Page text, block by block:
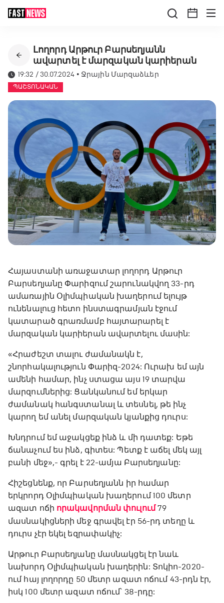
Լողորդ Արթուր Բարսեղյանն
ավարտել է մարզական կարիերան
19:32 / 30.07.2024 • Ջրային Մարզաձևեր
ՊԱՇՏՈՆԱԿԱՆ
Հայաստանի առաջատար լողորդ Արթուր
Բարսեղյանը Փարիզում շարունակվող 33-րդ
ամառային Օլիմպիական խաղերում ելույթ
ունենալուց հետո ինստագրամյան էջում
կատարած գրառմամբ հայտարարել է
մարզական կարիերան ավարտելու մասին:
«Հրաժեշտ տալու ժամանակն է,
շնորհակալություն Փարիզ-2024: Ուրախ եմ այն
ամենի համար, ինչ ստացա այս 19 տարվա
մարզումներից: Ցանկանում եմ երկար
ժամանակ հանգստանալ և տեսնել, թե ինչ
կարող եմ անել մարզական կյանքից դուրս:
Խնդրում եմ աջակցեք ինձ և մի դատեք: Եթե
ճանաչում ես ինձ, գիտես: Պետք է աճել մեկ այլ
բանի մեջ»,- գրել է 22-ամյա Բարսեղյանը:
Հիշեցնենք, որ Բարսեղյանն իր համար
երկրորդ Օլիմպիական խաղերում 100 մետր
ազատ ոճի որակավորման փուլում79
մասնակիցների մեջ գրավել էր 56-րդ տեղը և
դուրս չէր եկել եզրափակիչ:
Արթուր Բարսեղյանը մասնակցել էր նաև
նախորդ Օլիմպիական խաղերին: Տոկիո-2020-
ում հայ լողորդը 50 մետր ազատ ոճում 43-րդն էր,
իսկ 100 մետր ազատ ոճում՝ 38-րդը: